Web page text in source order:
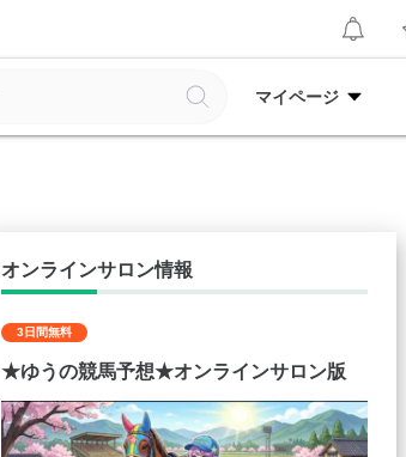
マイページ
オンラインサロン情報
3日間無料
★ゆうの競馬予想★オンラインサロン版